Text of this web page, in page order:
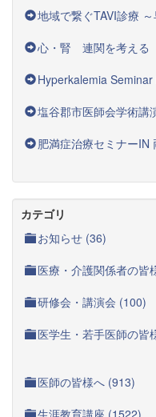
地域で繋ぐTAVI診療
心・腎 連関を考える
Hyperkalemia
塩谷郡市医師会学術講
肥満症治療セミナーIN
カテゴリ
お知らせ (36)
医療・介護関係者の皆
研修会・講演会 (100)
医学生・若手医師の皆
医師の皆様へ (913)
生涯教育講座 (1522)